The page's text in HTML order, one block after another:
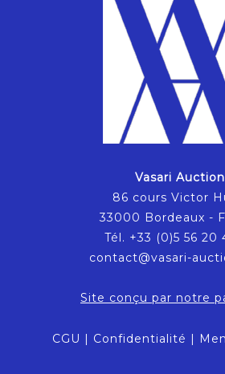
Vasari Auction
86 cours Victor
33000 Bordeaux -
Tél. +33 (0)5 56 20
contact@vasari-
Site conçu par notre
CGU | Confidentialité |